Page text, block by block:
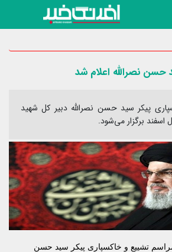
حسن نصرالله اعلام شد
پیکر سید حسن نصرالله دبیر کل شهید
اسفند برگزار می‌شود.
تشییع و خاکسپاری پیکر سید حسن